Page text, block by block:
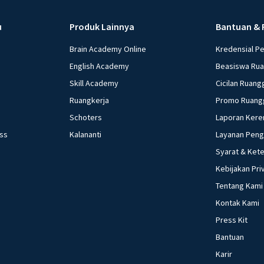
menurunkan Tx
yang dilakukan
kebijakan
Menetapkan
minimum
Mengatur tingkat
beberapa
Menaikkan suku
harga. Yang
d. 3) dan 5) e. 4) dan 5) Investasi bank lesu, daya beli melemah
kepada
masyarakat d.
Akibat yang
kebijakan
Produk Lainnya
Brain Academy Online
English Academy
Skill Academy
Ruangkerja
Schoters
Kalananti
Bantuan &
Kredensial
Beasiswa
Cicilan
Promo
Laporan
Layanan
Syarat &
Kebijakan
Tentang Kami
Kontak Kami
Press Kit
Bantuan
Karir